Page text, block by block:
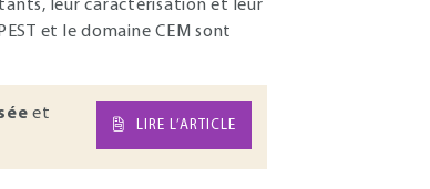
leur caractérisation et leur
et le domaine CEM sont
et
LIRE L’ARTICLE